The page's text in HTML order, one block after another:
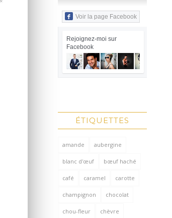
Voir la page Facebook
Rejoignez-moi sur
Facebook
ÉTIQUETTES
amande aubergine
blanc d'œuf bœuf haché
café caramel carotte
champignon chocolat
chou-fleur chèvre